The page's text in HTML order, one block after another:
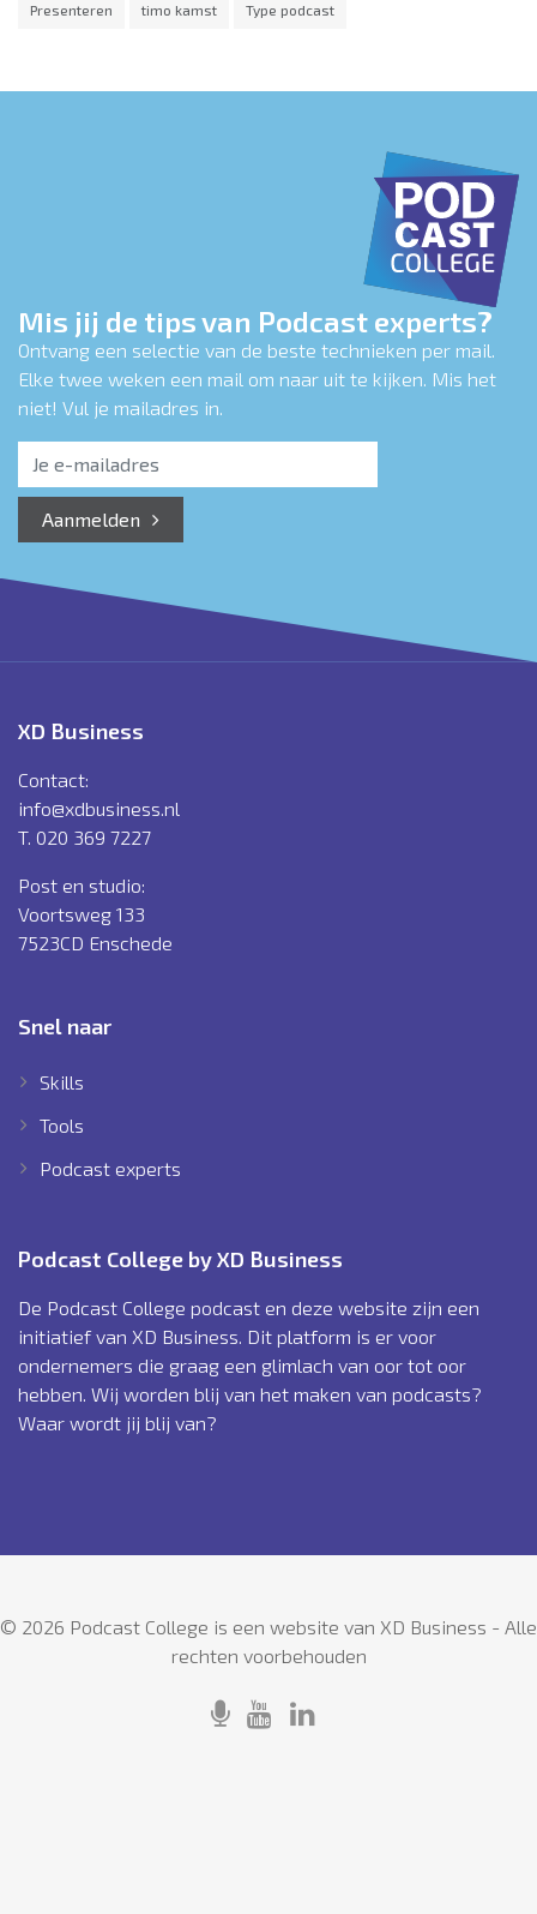
Presenteren timo kamst Type podcast
Mis jij de tips van Podcast experts?
Ontvang een selectie van de beste technieken per mail.
Elke twee weken een mail om naar uit te kijken. Mis het
niet! Vul je mailadres in.
Aanmelden
XD Business
Contact:
info@xdbusiness.nl
T. 020 369 7227
Post en studio:
Voortsweg 133
7523CD Enschede
Snel naar
Skills
Tools
Podcast experts
Podcast College by XD Business
De Podcast College podcast en deze website zijn een
initiatief van XD Business. Dit platform is er voor
ondernemers die graag een glimlach van oor tot oor
hebben. Wij worden blij van het maken van podcasts?
Waar wordt jij blij van?
© 2026 Podcast College is een website van XD Business - Alle
rechten voorbehouden